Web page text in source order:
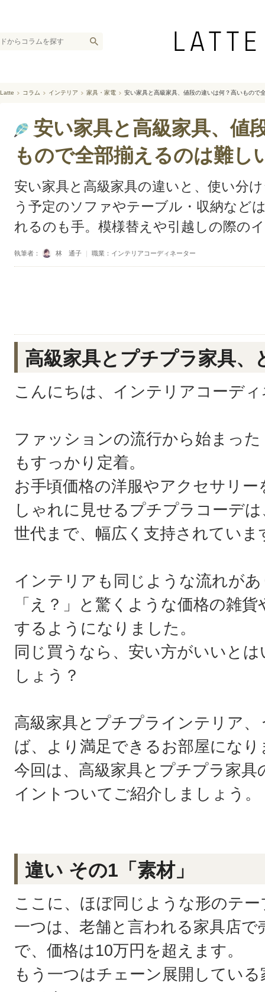
Latte コラム インテリア 家具・家電 安い家具と高級家具、値段の違いは何？高いもので
安い家具と高級家具、値
もので全部揃えるのは難し
安い家具と高級家具の違いと、使い分
う予定のソファやテーブル・収納など
れるのも手。模様替えや引越しの際の
執筆者： 林 通子 ｜ 職業：インテリアコーディネーター
高級家具とプチプラ家具、
こんにちは、インテリアコーデ
ファッションの流行から始まっ
もすっかり定着。
お手頃価格の洋服やアクセサリ
しゃれに見せるプチプラコーデ
世代まで、幅広く支持されていま
インテリアも同じような流れが
「え？」と驚くような価格の雑
するようになりました。
同じ買うなら、安い方がいいと
しょう？
高級家具とプチプラインテリア
ば、より満足できるお部屋になり
今回は、高級家具とプチプラ家
イントついてご紹介しましょう。
違い その1「素材」
ここに、ほぼ同じような形のテ
一つは、老舗と言われる家具店
で、価格は10万円を超えます。
もう一つはチェーン展開してい